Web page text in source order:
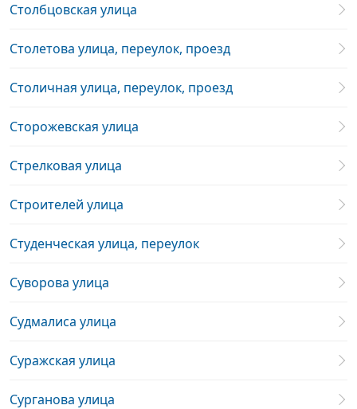
Столбцовская улица
Столетова улица, переулок, проезд
Столичная улица, переулок, проезд
Сторожевская улица
Стрелковая улица
Строителей улица
Студенческая улица, переулок
Суворова улица
Судмалиса улица
Суражская улица
Сурганова улица